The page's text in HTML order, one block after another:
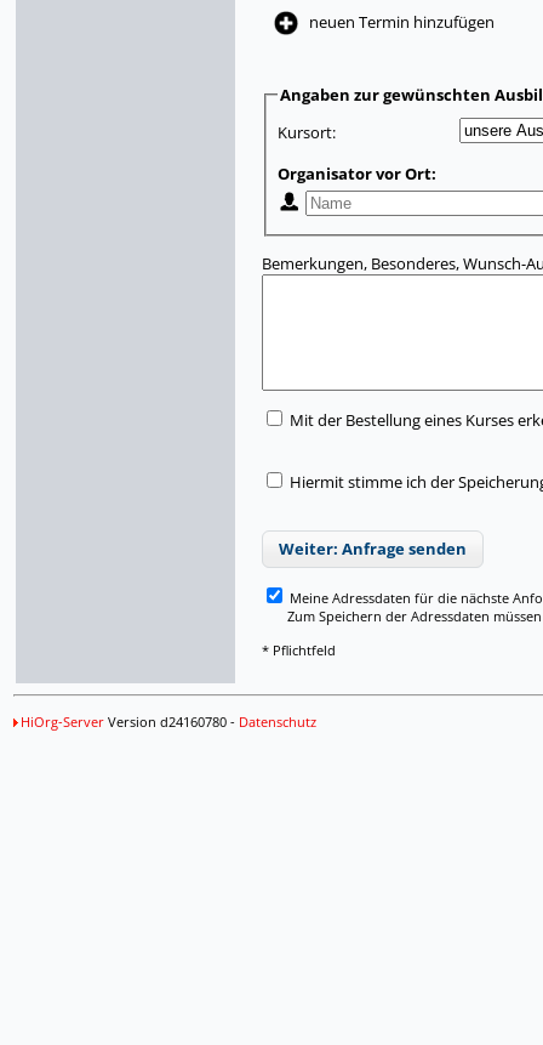
neuen Termin hinzufügen
Angaben zur gewünschten
Kursort:
Organisator vor Ort:
Bemerkungen, Besonderes, Wunsch-
Mit der Bestellung eines Kurses
Hiermit stimme ich der
Weiter: Anfrage senden
Meine Adressdaten für die nächste
Zum Speichern der Adressdaten müssen
* Pflichtfeld
HiOrg-ServerVersion d24160780 - Datenschutz